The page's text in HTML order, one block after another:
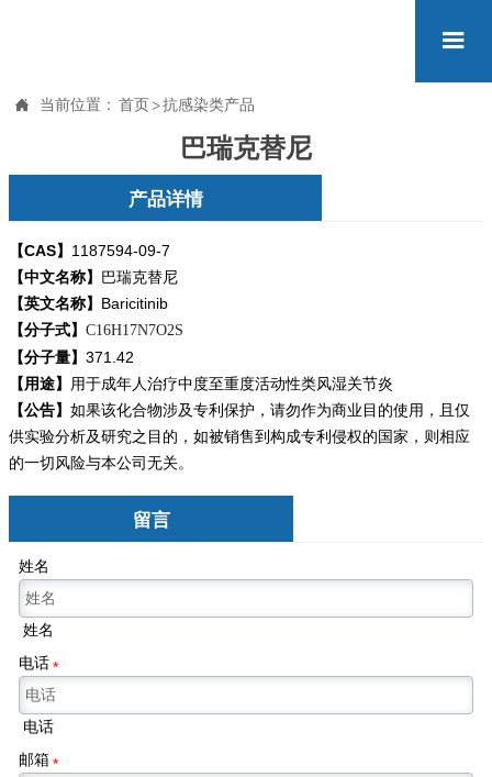

 当前位置： 首页 >抗感染类产品
巴瑞克替尼
产品详情
【CAS】 1187594-09-7
【中文名称】 巴瑞克替尼
【英文名称】 Baricitinib
【分子式】 C16H17N7O2S
【分子量】 371.42
【用途】
用于成年人治疗中度至重度活动性类风湿关节炎
【公告】 如果该化合物涉及专利保护，请勿作为商业目的使用，且仅
供实验分析及研究之目的，如被销售到构成专利侵权的国家，则相应
的一切风险与本公司无关。
留言
姓名
姓名
电话*
电话
邮箱*